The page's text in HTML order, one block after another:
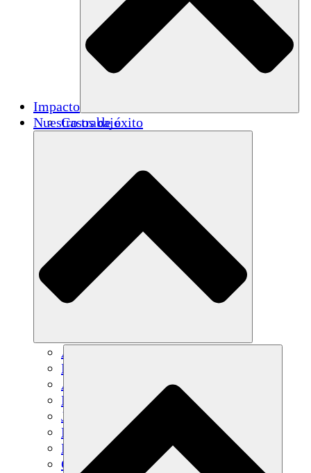
Impacto
Casos de éxito
Nuestro trabajo
Agricultura sostenible
Recuperación de terremotos
Agua limpia
Empoderamiento de la mujer
Jóvenes y estudiantes
Preservación cultural y diálogo
Desarrollo de capacidades
Créditos de carbono